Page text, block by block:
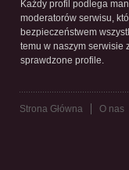
Każdy profil podlega
moderatorów serwisu,
bezpieczeństwem
temu w naszym serwisie
sprawdzone profile.
Strona Główna O nas